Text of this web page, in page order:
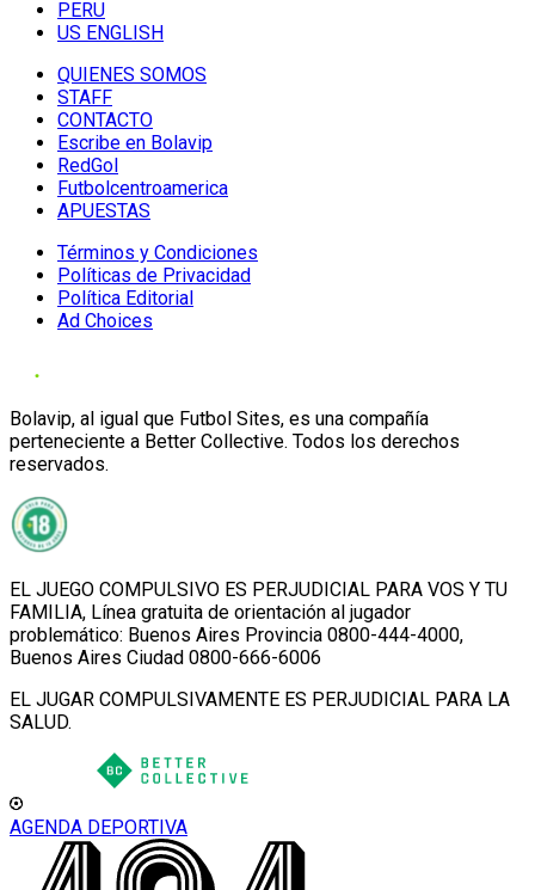
PERU
US ENGLISH
QUIENES SOMOS
STAFF
CONTACTO
Escribe en Bolavip
RedGol
Futbolcentroamerica
APUESTAS
Términos y Condiciones
Políticas de Privacidad
Política Editorial
Ad Choices
Bolavip, al igual que Futbol Sites, es una compañía
perteneciente a Better Collective. Todos los derechos
reservados.
EL JUEGO COMPULSIVO ES PERJUDICIAL PARA VOS Y TU
FAMILIA, Línea gratuita de orientación al jugador
problemático: Buenos Aires Provincia 0800-444-4000,
Buenos Aires Ciudad 0800-666-6006
EL JUGAR COMPULSIVAMENTE ES PERJUDICIAL PARA LA
SALUD.
AGENDA DEPORTIVA